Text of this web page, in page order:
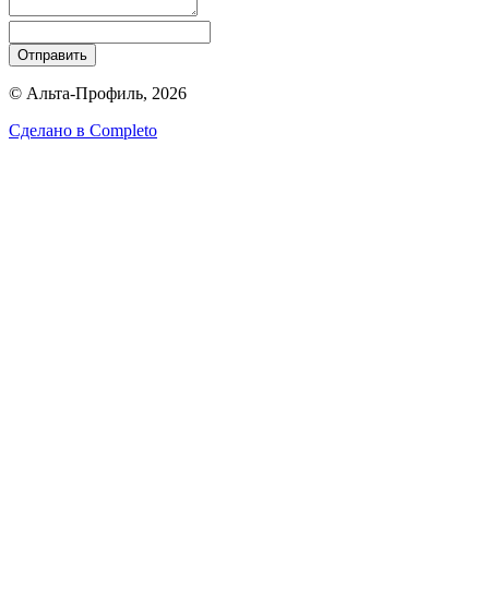
Отправить
© Альта-Профиль, 2026
Сделано в Completo